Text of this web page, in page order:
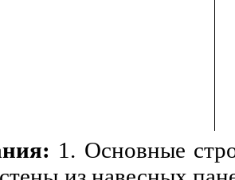
1. Основные